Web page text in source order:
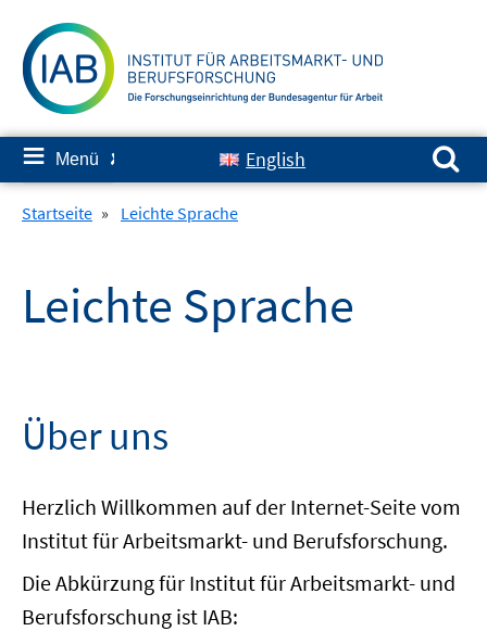
zum
Inhalt
≡ Menü ✘ English
Suchen nach:
Startseite » Leichte Sprache
Leichte Sprache
Über uns
Herzlich Willkommen auf der Internet-Seite vom
Institut für Arbeitsmarkt- und Berufsforschung.
Die Abkürzung für Institut für Arbeitsmarkt- und
Berufsforschung ist IAB: